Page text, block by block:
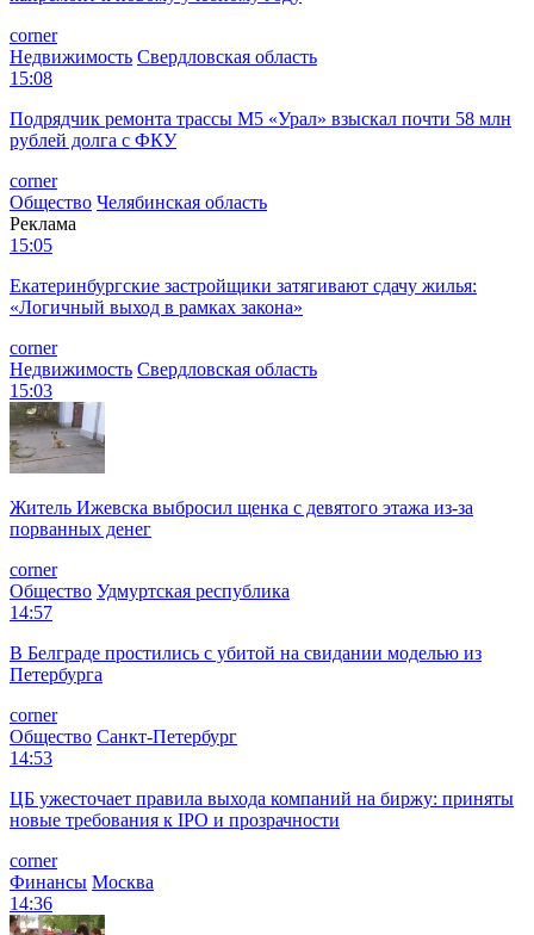
corner
Недвижимость Свердловская область
15:08
Подрядчик ремонта трассы М5 «Урал» взыскал почти 58 млн
рублей долга с ФКУ
corner
Общество Челябинская область
Реклама
15:05
Екатеринбургские застройщики затягивают сдачу жилья:
«Логичный выход в рамках закона»
corner
Недвижимость Свердловская область
15:03
Житель Ижевска выбросил щенка с девятого этажа из-за
порванных денег
corner
Общество Удмуртская республика
14:57
В Белграде простились с убитой на свидании моделью из
Петербурга
corner
Общество Санкт-Петербург
14:53
ЦБ ужесточает правила выхода компаний на биржу: приняты
новые требования к IPO и прозрачности
corner
Финансы Москва
14:36